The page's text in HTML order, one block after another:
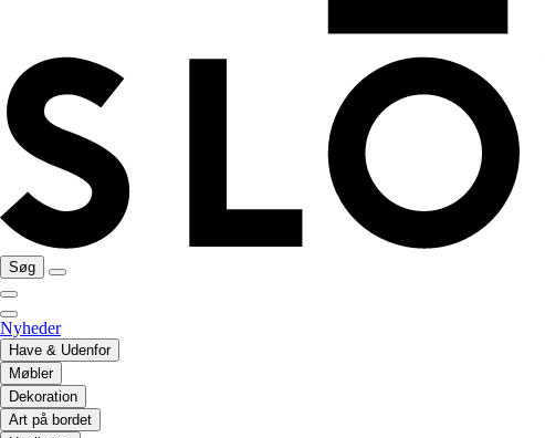
Søg
Nyheder
Have & Udenfor
Møbler
Dekoration
Art på bordet